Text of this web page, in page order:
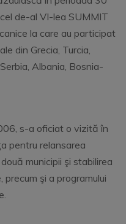
de-al VI-lea SUMMIT
la care au participat
din Grecia, Turcia,
Albania, Bosnia-
s-a oficiat o vizită în
pentru relansarea
municipii şi stabilirea
şi a programului